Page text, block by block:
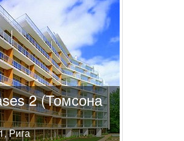
2 (Томсона
Рига